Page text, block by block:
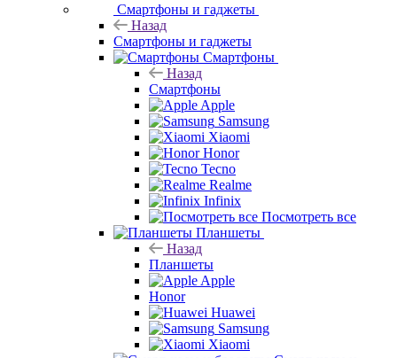
Смартфоны и гаджеты
Назад
Смартфоны и гаджеты
Смартфоны
Назад
Смартфоны
Apple
Samsung
Xiaomi
Honor
Tecno
Realme
Infinix
Посмотреть все
Планшеты
Назад
Планшеты
Apple
Honor
Huawei
Samsung
Xiaomi